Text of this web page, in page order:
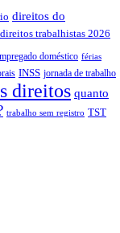
direitos do
direitos trabalhistas 2026
doméstico férias
INSS jornada de trabalho
direitos quanto
trabalho sem registro TST